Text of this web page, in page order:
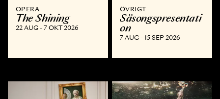
OPERA
The Shining
22 AUG - 7 OKT 2026
ÖVRIGT
Säsongspresentati
on
7 AUG - 15 SEP 2026